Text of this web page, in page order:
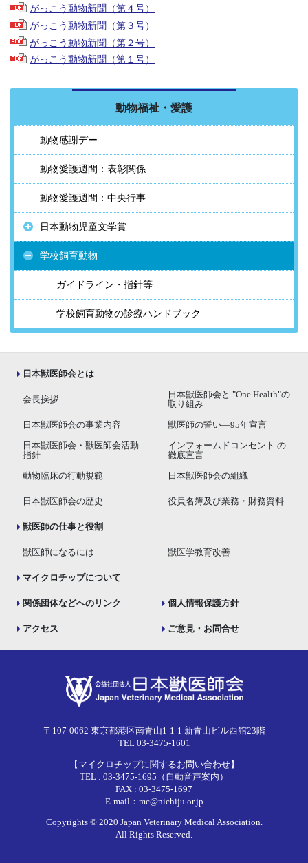
がっこう動物新聞（第４号）
がっこう動物新聞（第３号）
がっこう動物新聞（第２号）
がっこう動物新聞（第１号）
動物福祉・愛護
動物感謝デー
動物愛護週間：表彰関係
動物愛護週間：中央行事
日本動物児童文学賞
学校飼育動物
ガイドライン・指針等
学校飼育動物の診療ハンドブック
日本獣医師会とは
会長挨拶
日本獣医師会と "One Health"の
取り組み
日本獣医師会の事業内容 獣医師の誓い―95年宣言
日本獣医師会・獣医師会活動
指針
インフォームドコンセント の
徹底宣言
動物臨床の行動規範 日本獣医師会の組織
日本獣医師会の歴史 役員名簿及び業務・財務資料
獣医師の仕事と役割
獣医師になるには 獣医学教育改善
マイクロチップについて
関係団体などへのリンク 個人情報保護方針
アクセス ご意見・お問合せ
〒107-0062 東京都港区南青山1-1-1 新青山ビル西館23階
TEL 03-3475-1601
【マイクロチップに関するお問い合わせ】
TEL : 03-3475-1695（自動音声案内）
FAX : 03-3475-1697
E-mail：mc@nichiju.or.jp
Copyrights © 2020 Japan Veterinary Medical Association.
All Rights Reserved.